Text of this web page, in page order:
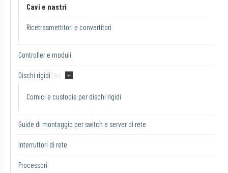
Cavi e nastri
Ricetrasmettitori e convertitori
Controller e moduli
Dischi rigidi (54)
Cornici e custodie per dischi rigidi
Guide di montaggio per switch e server di rete
Interruttori di rete
Processori